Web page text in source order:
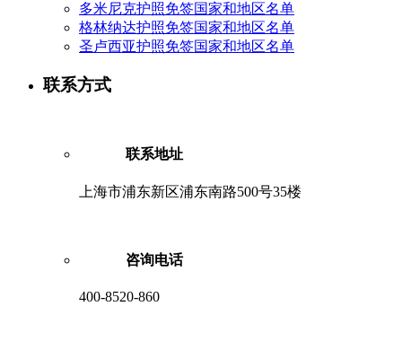
多米尼克护照免签国家和地区名单
格林纳达护照免签国家和地区名单
圣卢西亚护照免签国家和地区名单
联系方式
联系地址
上海市浦东新区浦东南路500号35楼
咨询电话
400-8520-860